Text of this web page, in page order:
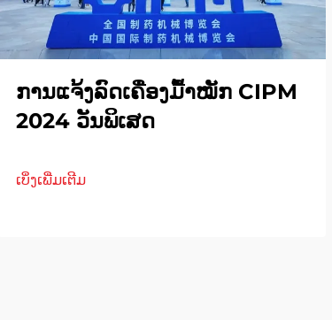
ການແຈ້ງລົດເຄື່ອງມື້າໝັກ CIPM
2024 ວັນພິເສດ
ເບິ່ງເພີ່ມເຕີມ